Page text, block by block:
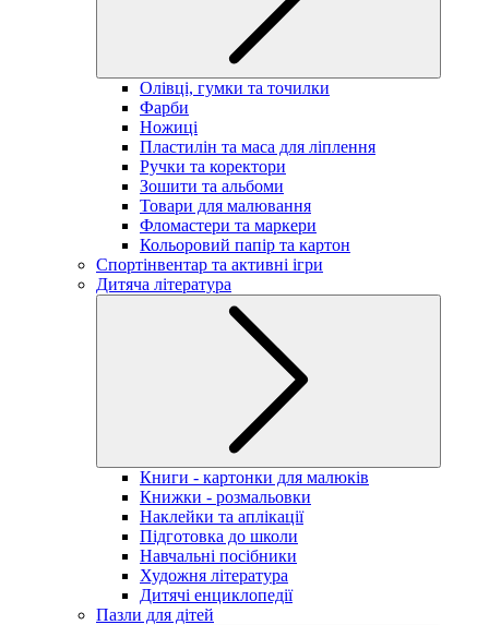
Олівці, гумки та точилки
Фарби
Ножиці
Пластилін та маса для ліплення
Ручки та коректори
Зошити та альбоми
Товари для малювання
Фломастери та маркери
Кольоровий папір та картон
Спортінвентар та активні ігри
Дитяча література
Книги - картонки для малюків
Книжки - розмальовки
Наклейки та аплікації
Підготовка до школи
Навчальні посібники
Художня література
Дитячі енциклопедії
Пазли для дітей